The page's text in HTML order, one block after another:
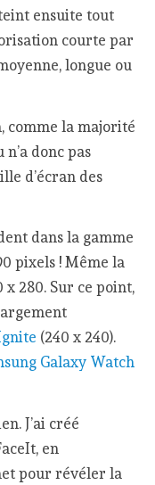
ensuite tout
courte par
longue ou
comme la majorité
donc pas
d’écran des
dans la gamme
pixels ! Même la
x 280. Sur ce point,
(240 x 240).
Galaxy Watch
J’ai créé
en
pour révéler la